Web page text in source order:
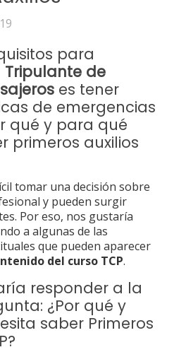
para
Tripulante de
es tener
de emergencias
qué y para qué
primeros auxilios
tomar una decisión sobre
y pueden surgir
Por eso, nos gustaría
a algunas de las
que pueden aparecer
del curso TCP.
responder a la
¿Por qué y
saber Primeros